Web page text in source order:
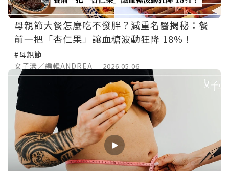
母親節大餐怎麼吃不發胖？減重名醫揭秘：餐
前一把「杏仁果」讓血糖波動狂降 18%！
#母親節
女子漾／編輯ANDREA
2026.05.06